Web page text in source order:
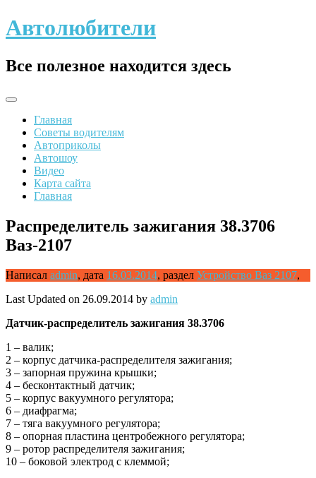
Skip
to
Автолюбители
Все полезное находится здесь
Главная
Советы водителям
Автоприколы
Автошоу
Видео
Карта сайта
Главная
Распределитель зажигания 38.3706
Ваз-2107
Написал admin, дата 16.03.2014, раздел Устройство Ваз 2107,
Last Updated on 26.09.2014 by admin
Датчик-распределитель зажигания 38.3706
1 – валик;
2 – корпус датчика-распределителя зажигания;
3 – запорная пружина крышки;
4 – бесконтактный датчик;
5 – корпус вакуумного регулятора;
6 – диафрагма;
7 – тяга вакуумного регулятора;
8 – опорная пластина центробежного регулятора;
9 – ротор распределителя зажигания;
10 – боковой электрод с клеммой;